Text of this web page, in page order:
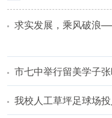
求实发展，乘风破浪
市七中举行留美学子
我校人工草坪足球场